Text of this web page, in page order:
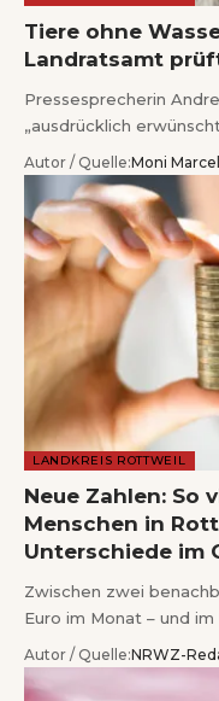
Tiere ohne
Landratsamt
Pressesprecherin
„ausdrücklich
Autor / Quelle:Moni
LANDKREIS ROTTWEIL
Neue Zahlen: So
Menschen in
Unterschiede im
Zwischen zwei
Euro im Monat – und
Autor / Quelle:NRWZ-